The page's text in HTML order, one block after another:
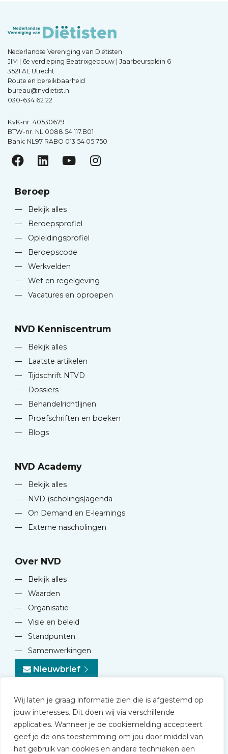
Wij laten je graag informatie zien die is afgestemd op
jouw interesses. Dit doen wij via verschillende
applicaties. Wanneer je de cookiemelding accepteert
geef je de ons toestemming om jou door middel van
het gebruik van cookies en andere technieken een
Nederlandse Vereniging van Diëtisten
JIM | 6e verdieping Beatrixgebouw | Jaarbeursplein 6
3521 AL Utrecht
Route en bereikbaarheid
bureau@nvdietist.nl
030-634 62 22
KvK-nr. 40530679
BTW-nr. NL.0088.54.117.B01
Bank: NL97 RABO 013 54 05 750
Beroep
—
Bekijk alles
—
Beroepsprofiel
—
Opleidingsprofiel
—
Beroepscode
—
Werkvelden
—
Wet en regelgeving
—
Vacatures en oproepen
NVD Kenniscentrum
—
Bekijk alles
—
Laatste artikelen
—
Tijdschrift NTVD
—
Dossiers
—
Behandelrichtlijnen
—
Proefschriften en boeken
—
Blogs
NVD Academy
—
Bekijk alles
—
NVD (scholings)agenda
—
On Demand en E-learnings
—
Externe nascholingen
Over NVD
—
Bekijk alles
—
Waarden
—
Organisatie
—
Visie en beleid
—
Standpunten
—
Samenwerkingen
Nieuwbrief
© 2026 NVD